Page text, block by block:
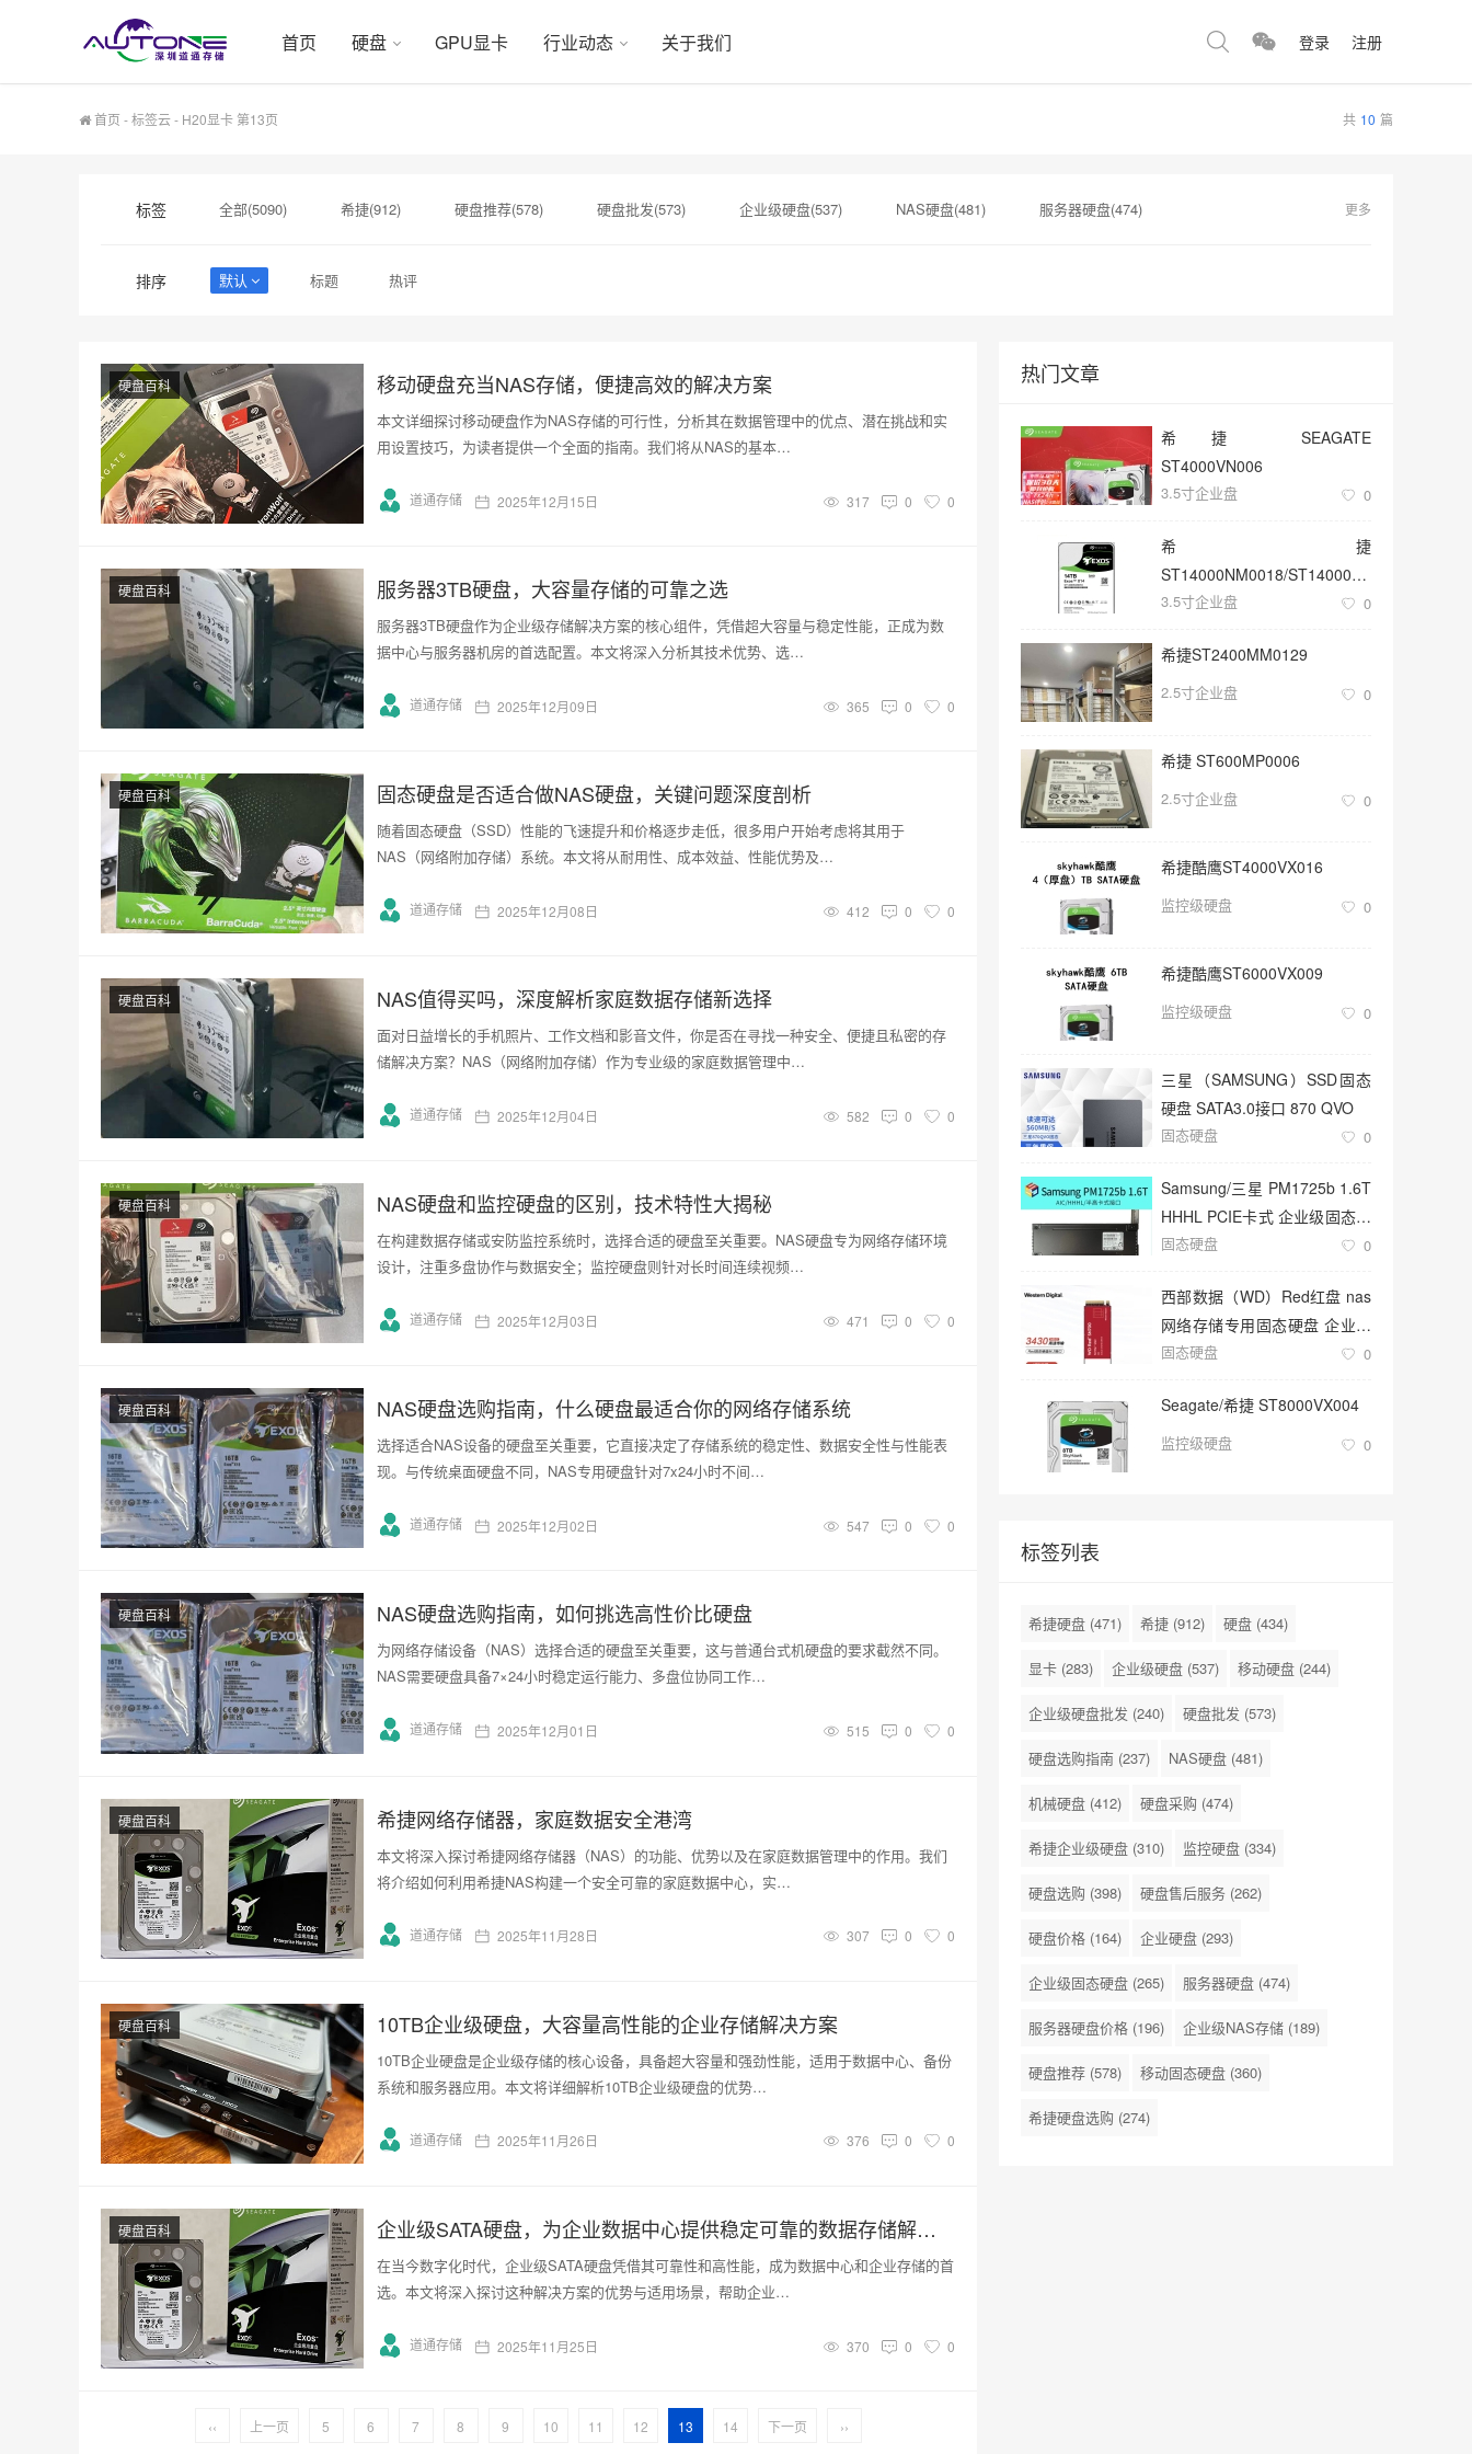
首页 硬盘 GPU显卡 行业动态 关于我们 登录 注册
首页 -标签云- H20显卡 第13页 共 10 篇
标签 全部(5090) 希捷(912) 硬盘推荐(578) 硬盘批发(573) 企业级硬盘(537) NAS硬盘(481) 服务器硬盘(474) 更多
排序 默认 标题 热评
硬盘百科 移动硬盘充当NAS存储，便捷高效的解决方案
本文详细探讨移动硬盘作为NAS存储的可行性，分析其在数据管理中的优点、潜在挑战和实
用设置技巧，为读者提供一个全面的指南。我们将从NAS的基本…
道通存储 2025年12月15日 317 0 0
硬盘百科 服务器3TB硬盘，大容量存储的可靠之选
服务器3TB硬盘作为企业级存储解决方案的核心组件，凭借超大容量与稳定性能，正成为数
据中心与服务器机房的首选配置。本文将深入分析其技术优势、选…
道通存储 2025年12月09日 365 0 0
硬盘百科 固态硬盘是否适合做NAS硬盘，关键问题深度剖析
随着固态硬盘（SSD）性能的飞速提升和价格逐步走低，很多用户开始考虑将其用于
NAS（网络附加存储）系统。本文将从耐用性、成本效益、性能优势及…
道通存储 2025年12月08日 412 0 0
硬盘百科 NAS值得买吗，深度解析家庭数据存储新选择
面对日益增长的手机照片、工作文档和影音文件，你是否在寻找一种安全、便捷且私密的存
储解决方案？NAS（网络附加存储）作为专业级的家庭数据管理中…
道通存储 2025年12月04日 582 0 0
硬盘百科 NAS硬盘和监控硬盘的区别，技术特性大揭秘
在构建数据存储或安防监控系统时，选择合适的硬盘至关重要。NAS硬盘专为网络存储环境
设计，注重多盘协作与数据安全；监控硬盘则针对长时间连续视频…
道通存储 2025年12月03日 471 0 0
硬盘百科 NAS硬盘选购指南，什么硬盘最适合你的网络存储系统
选择适合NAS设备的硬盘至关重要，它直接决定了存储系统的稳定性、数据安全性与性能表
现。与传统桌面硬盘不同，NAS专用硬盘针对7x24小时不间…
道通存储 2025年12月02日 547 0 0
硬盘百科 NAS硬盘选购指南，如何挑选高性价比硬盘
为网络存储设备（NAS）选择合适的硬盘至关重要，这与普通台式机硬盘的要求截然不同。
NAS需要硬盘具备7×24小时稳定运行能力、多盘位协同工作…
道通存储 2025年12月01日 515 0 0
硬盘百科 希捷网络存储器，家庭数据安全港湾
本文将深入探讨希捷网络存储器（NAS）的功能、优势以及在家庭数据管理中的作用。我们
将介绍如何利用希捷NAS构建一个安全可靠的家庭数据中心，实…
道通存储 2025年11月28日 307 0 0
硬盘百科 10TB企业级硬盘，大容量高性能的企业存储解决方案
10TB企业硬盘是企业级存储的核心设备，具备超大容量和强劲性能，适用于数据中心、备份
系统和服务器应用。本文将详细解析10TB企业级硬盘的优势…
道通存储 2025年11月26日 376 0 0
硬盘百科 企业级SATA硬盘，为企业数据中心提供稳定可靠的数据存储解决方案
在当今数字化时代，企业级SATA硬盘凭借其可靠性和高性能，成为数据中心和企业存储的首
选。本文将深入探讨这种解决方案的优势与适用场景，帮助企业…
道通存储 2025年11月25日 370 0 0
‹‹ 上一页 5 6 7 8 9 10 11 12 13 14 下一页 ››
热门文章
希捷 SEAGATE
ST4000VN006
3.5寸企业盘 0
希捷
ST14000NM0018/ST14000NM001G
3.5寸SATA 14TB硬盘
3.5寸企业盘 0
希捷ST2400MM0129
2.5寸企业盘 0
希捷 ST600MP0006
2.5寸企业盘 0
希捷酷鹰ST4000VX016
监控级硬盘 0
希捷酷鹰ST6000VX009
监控级硬盘 0
三星（SAMSUNG）SSD固态
硬盘 SATA3.0接口 870 QVO
固态硬盘 0
Samsung/三星 PM1725b 1.6T
HHHL PCIE卡式 企业级固态硬
盘
固态硬盘 0
西部数据（WD）Red红盘 nas
网络存储专用固态硬盘 企业级
服务器
固态硬盘 0
Seagate/希捷 ST8000VX004
监控级硬盘 0
标签列表
希捷硬盘 (471) 希捷 (912) 硬盘 (434)
显卡 (283) 企业级硬盘 (537) 移动硬盘 (244)
企业级硬盘批发 (240) 硬盘批发 (573)
硬盘选购指南 (237) NAS硬盘 (481)
机械硬盘 (412) 硬盘采购 (474)
希捷企业级硬盘 (310) 监控硬盘 (334)
硬盘选购 (398) 硬盘售后服务 (262)
硬盘价格 (164) 企业硬盘 (293)
企业级固态硬盘 (265) 服务器硬盘 (474)
服务器硬盘价格 (196) 企业级NAS存储 (189)
硬盘推荐 (578) 移动固态硬盘 (360)
希捷硬盘选购 (274)